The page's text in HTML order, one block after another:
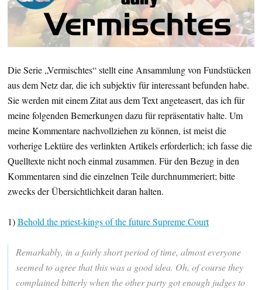
Die Serie „Vermischtes“ stellt eine Ansammlung von Fundstücken
aus dem Netz dar, die ich subjektiv für interessant befunden habe.
Sie werden mit einem Zitat aus dem Text angeteasert, das ich für
meine folgenden Bemerkungen dazu für repräsentativ halte. Um
meine Kommentare nachvollziehen zu können, ist meist die
vorherige Lektüre des verlinkten Artikels erforderlich; ich fasse die
Quelltexte nicht noch einmal zusammen. Für den Bezug in den
Kommentaren sind die einzelnen Teile durchnummeriert; bitte
zwecks der Übersichtlichkeit daran halten.
1)Behold the priest-kings of the future Supreme Court
Remarkably, in a fairly short period of time, almost everyone
seemed to agree that this was a good idea. Oh, of course they
complained bitterly when the other party got enough judges to